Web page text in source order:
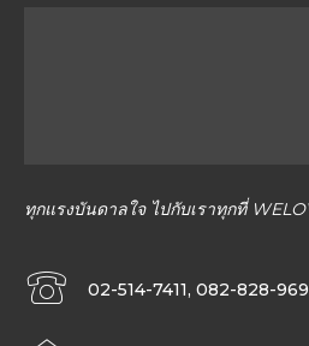
ทุกแรงบันดาลใจ ไปกับเราทุกที่
02-514-7411, 082-828-